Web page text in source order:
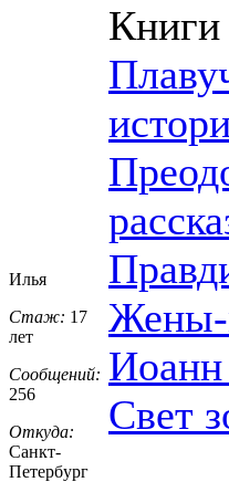
Илья
Стаж: 17
лет
Сообщений:
256
Откуда:
Санкт-
Петерб​ург
Книги
Жены-
Иоанн
Свет